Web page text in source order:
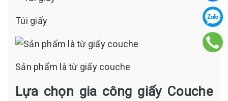
Túi giấy
Sản phẩm là từ giấy couche
Lựa chọn gia công giấy Couche